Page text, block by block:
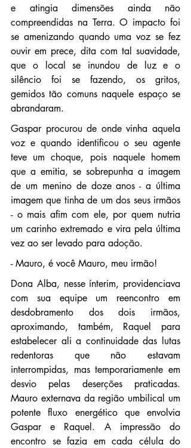
e atingia dimensões ainda não
compreendidas na Terra. O impacto foi
se amenizando quando uma voz se fez
ouvir em prece, dita com tal suavidade,
que o local se inundou de luz e o
silêncio foi se fazendo, os gritos,
gemidos tão comuns naquele espaço se
abrandaram.
Gaspar procurou de onde vinha aquela
voz e quando identificou o seu agente
teve um choque, pois naquele homem
que a emitia, se sobrepunha a imagem
de um menino de doze anos - a última
imagem que tinha de um dos seus irmãos
- o mais afim com ele, por quem nutria
um carinho extremado e vira pela última
vez ao ser levado para adoção.
- Mauro, é você Mauro, meu irmão!
Dona Alba, nesse ínterim, providenciava
com sua equipe um reencontro em
desdobramento dos dois irmãos,
aproximando, também, Raquel para
estabelecer ali a continuidade das lutas
redentoras que não estavam
interrompidas, mas temporariamente em
desvio pelas deserções praticadas.
Mauro externava da região umbilical um
potente fluxo energético que envolvia
Gaspar e Raquel. A impressão do
encontro se fazia em cada célula do